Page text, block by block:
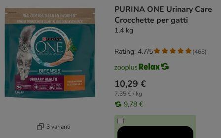
3 varianti
PURINA ONE Urinary Care
Crocchette per gatti
1,4 kg
10,29 €
7,35 € / kg
9,78 €
Rating: 4.7/5 (463)